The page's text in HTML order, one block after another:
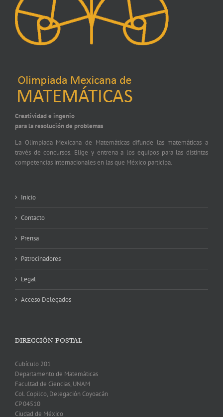
Creatividad e ingenio
para la resolución de problemas
La Olimpiada Mexicana de Matemáticas difunde las matemáticas a
través de concursos. Elige y entrena a los equipos para las distintas
competencias internacionales en las que México participa.
Inicio
Contacto
Prensa
Patrocinadores
Legal
Acceso Delegados
DIRECCIÓN POSTAL
Cubículo 201
Departamento de Matemáticas
Facultad de Ciencias, UNAM
Col. Copilco, Delegación Coyoacán
CP 04510
Ciudad de México